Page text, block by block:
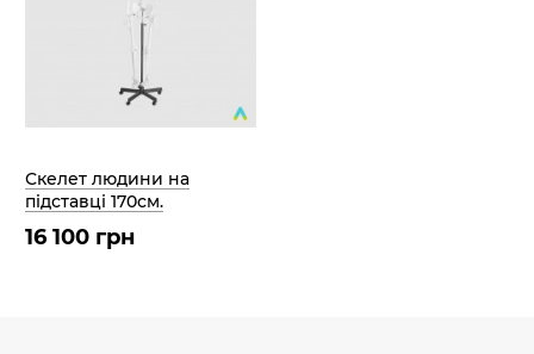
Скелет людини на
підставці 170см.
16 100 грн